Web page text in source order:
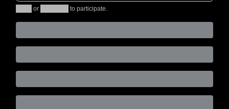
or to participate